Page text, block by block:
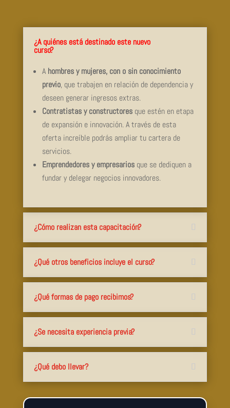
¿A quiénes está destinado este nuevo
curso?
A hombres y mujeres, con o sin conocimiento
previo, que trabajen en relación de dependencia y
deseen generar ingresos extras.
Contratistas y constructores que estén en etapa
de expansión e innovación. A través de esta
oferta increíble podrás ampliar tu cartera de
servicios.
Emprendedores y empresarios que se dediquen a
fundar y delegar negocios innovadores.
¿Cómo realizan esta capacitación?
¿Qué otros beneficios incluye el curso?
¿Qué formas de pago recibimos?
¿Se necesita experiencia previa?
¿Qué debo llevar?